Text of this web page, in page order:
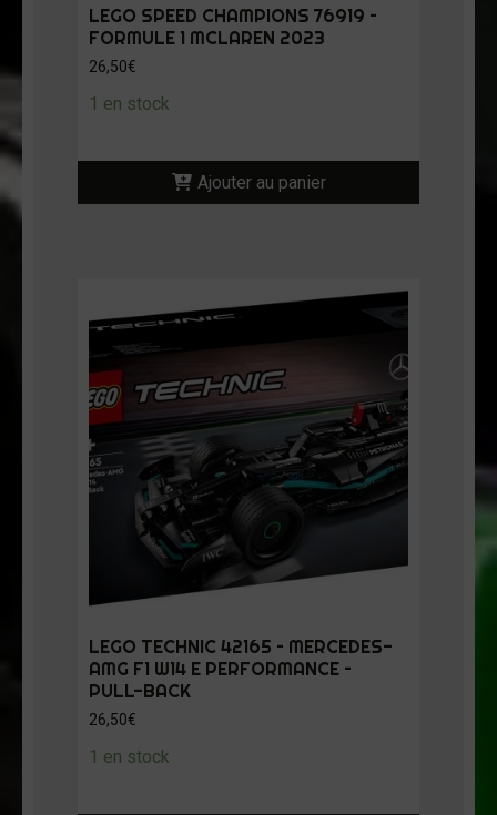
LEGO SPEED CHAMPIONS 76919 –
FORMULE 1 MCLAREN 2023
26,50€
1 en stock
Ajouter au panier
LEGO TECHNIC 42165 – MERCEDES-
AMG F1 W14 E PERFORMANCE –
PULL-BACK
26,50€
1 en stock